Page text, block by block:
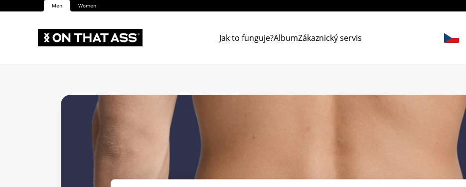
Men Women
Jak to funguje?AlbumZákaznický servis